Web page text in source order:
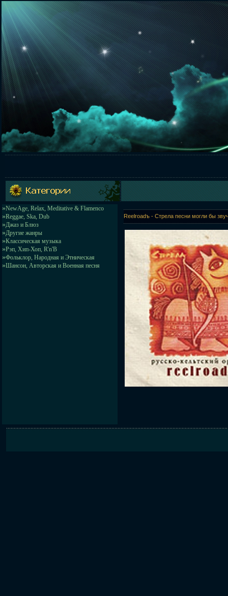
»NewAge, Relax, Meditative & Flamenco
»Reggae, Ska, Dub
»Джаз и Блюз
»Другие жанры
»Классическая музыка
»Рэп, Хип-Хоп, R'n'B
»Фольклор, Народная и Этническая
»Шансон, Авторская и Военная песня
Reelroadъ - Стрела песни могли бы